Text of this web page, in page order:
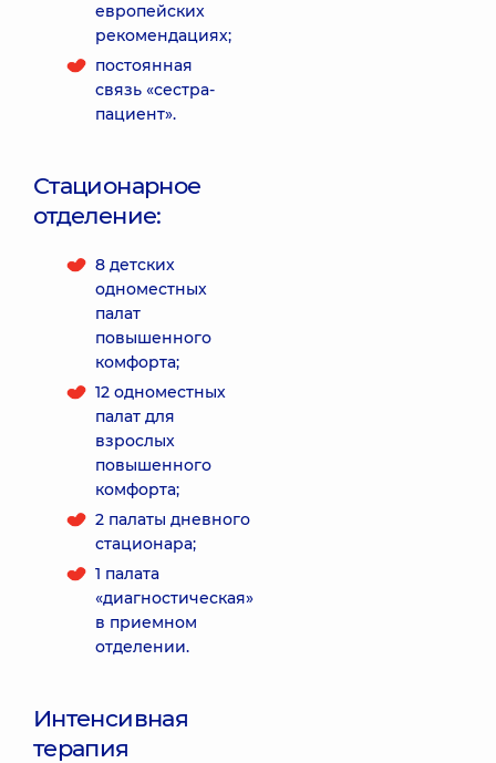
европейских
рекомендациях;
постоянная
связь «сестра-
пациент».
Стационарное
отделение:
8 детских
одноместных
палат
повышенного
комфорта;
12 одноместных
палат для
взрослых
повышенного
комфорта;
2 палаты дневного
стационара;
1 палата
«диагностическая»
в приемном
отделении.
Интенсивная
терапия